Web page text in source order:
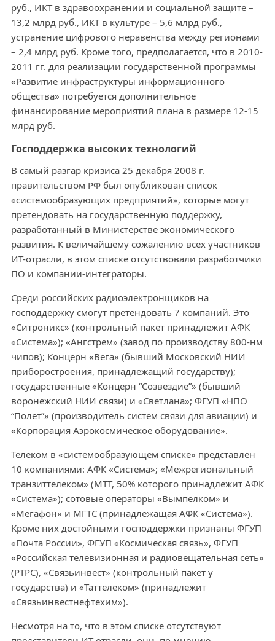
руб., ИКТ в здравоохранении и социальной защите –
13,2 млрд руб., ИКТ в культуре – 5,6 млрд руб.,
устранение цифрового неравенства между регионами
– 2,4 млрд руб. Кроме того, предполагается, что в 2010-
2011 гг. для реализации государственной программы
«Развитие инфраструктуры информационного
общества» потребуется дополнительное
финансирование мероприятий плана в размере 12-15
млрд руб.
Господдержка высоких технологий
В самый разгар кризиса 25 декабря 2008 г.
правительством РФ был опубликован список
«системообразующих предприятий», которые могут
претендовать на государственную поддержку,
разработанный в Министерстве экономического
развития. К величайшему сожалению всех участников
ИТ-отрасли, в этом списке отсутствовали разработчики
ПО и компании-интеграторы.
Среди российских радиоэлектронщиков на
господдержку смогут претендовать 7 компаний. Это
«Ситроникс» (контрольный пакет принадлежит АФК
«Система»); «Ангстрем» (завод по производству 800-нм
чипов); Концерн «Вега» (бывший Московский НИИ
приборостроения, принадлежащий государству);
государственные «Концерн “Созвездие”» (бывший
воронежский НИИ связи) и «Светлана»; ФГУП «НПО
“Полет”» (производитель систем связи для авиации) и
«Корпорация Аэрокосмическое оборудование».
Телеком в «системообразующем списке» представлен
10 компаниями: АФК «Система»; «Межрегиональный
транзиттелеком» (МТТ, 50% которого принадлежит АФК
«Система»); сотовые операторы «Вымпелком» и
«Мегафон» и МГТС (принадлежащая АФК «Система»).
Кроме них достойными господдержки признаны ФГУП
«Почта России», ФГУП «Космическая связь», ФГУП
«Российская телевизионная и радиовещательная сеть»
(РТРС), «Связьинвест» (контрольный пакет у
государства) и «Таттелеком» (принадлежит
«Связьинвестнефтехим»).
Несмотря на то, что в этом списке отсутствуют